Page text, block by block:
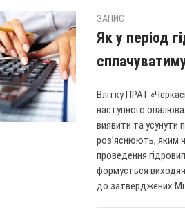
ЗАПИС
Як у період
Влітку ПРАТ
наступного
виявити та усунути
роз’яснюють, яким
проведення
формується
до затверджених